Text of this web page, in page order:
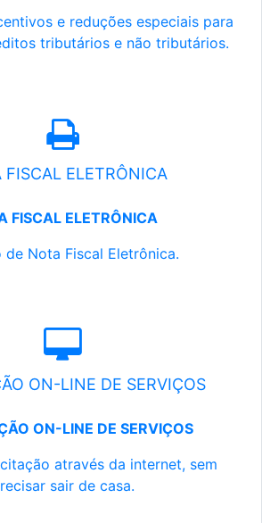
e reduções especiais para
tributários e não tributários.
FISCAL ELETRÔNICA
FISCAL ELETRÔNICA
de Nota Fiscal Eletrônica.
ON-LINE DE SERVIÇOS
ON-LINE DE SERVIÇOS
através da internet, sem
sair de casa.